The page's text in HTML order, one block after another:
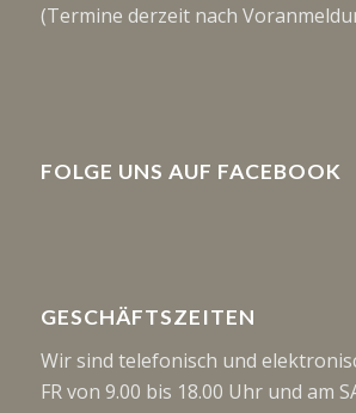
(Termine derzeit nach
FOLGE UNS AUF FACEBOOK
GESCHÄFTSZEITEN
Wir sind telefonisch und
FR von 9.00 bis 18.00 Uhr und am